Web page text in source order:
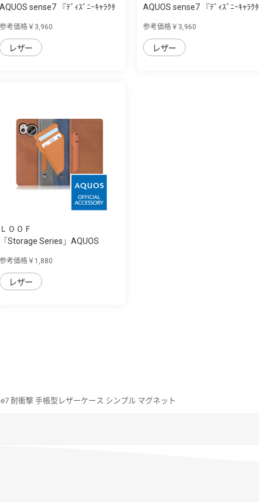
AQUOS sense7 『ﾃﾞｨｽﾞﾆｰｷｬﾗｸﾀ
参考価格￥3,960
レザー
AQUOS sense7 『ﾃﾞｨｽﾞﾆｰｷｬﾗｸﾀ
参考価格￥3,960
レザー
ＬＯＯＦ
「Storage Series」AQUOS
参考価格￥1,880
レザー
耐衝撃 手帳型レザーケース シンプル マグネット